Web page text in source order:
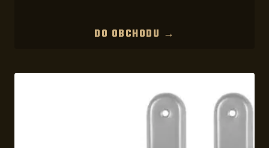
DO OBCHODU →